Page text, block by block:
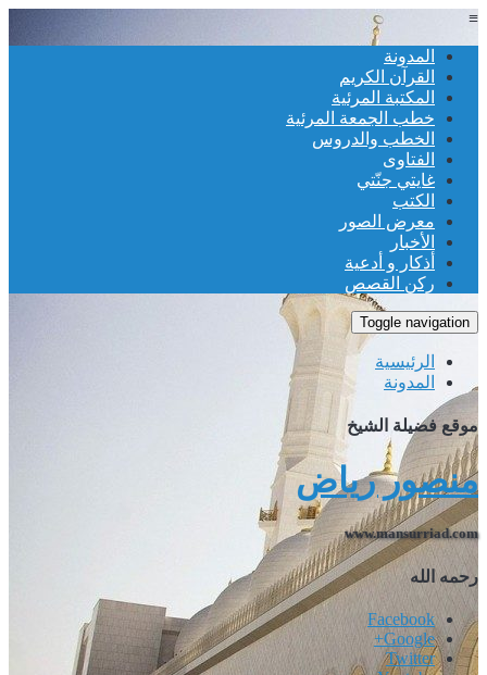
≡
المدونة
القرآن الكريم
المكتبة المرئية
خطب الجمعة المرئية
الخطب والدروس
الفتاوى
غايتي جنّتي
الكتب
معرض الصور
الأخبار
أذكار و أدعية
ركن القصص
Toggle navigation
الرئيسية
المدونة
موقع فضيلة الشيخ
منصور رياض
www.mansurriad.com
رحمه الله
Facebook
Google+
Twitter